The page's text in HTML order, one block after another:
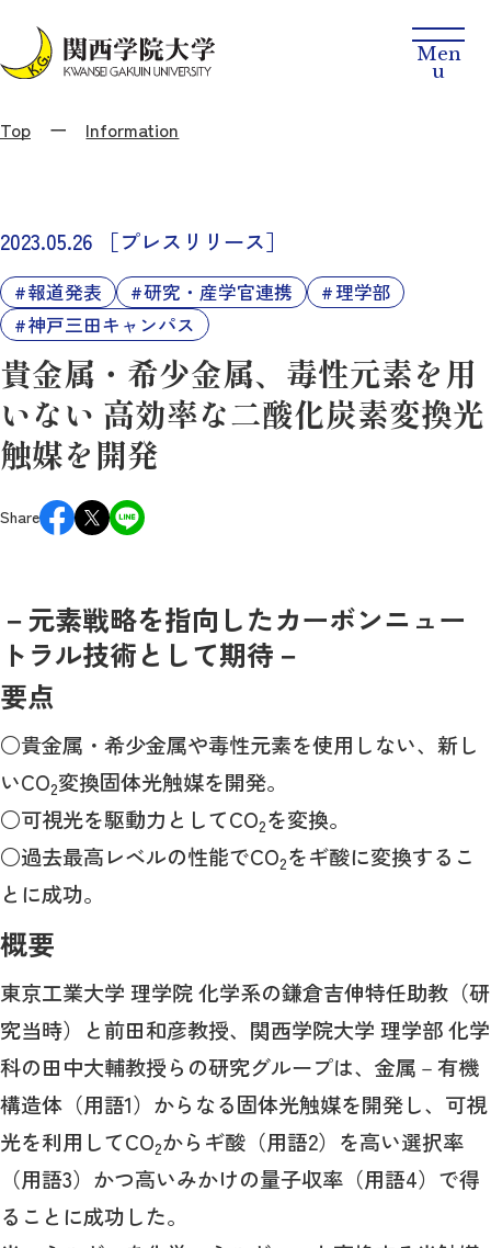
Top Information
2023.05.26 ［プレスリリース］
報道発表 研究・産学官連携
理学部
神戸三田キャンパス
貴金属・希少金属、毒性元素を用
いない 高効率な二酸化炭素変換光
触媒を開発
Share
－元素戦略を指向したカーボンニュー
トラル技術として期待－
要点
○貴金属・希少金属や毒性元素を使用しない、新し
いCO2変換固体光触媒を開発。
○可視光を駆動力としてCO2を変換。
○過去最高レベルの性能でCO2をギ酸に変換するこ
とに成功。
概要
東京工業大学 理学院 化学系の鎌倉吉伸特任助教（研
究当時）と前田和彦教授、関西学院大学 理学部 化学
科の田中大輔教授らの研究グループは、金属－有機
構造体（用語1）からなる固体光触媒を開発し、可視
光を利用してCO2からギ酸（用語2）を高い選択率
（用語3）かつ高いみかけの量子収率（用語4）で得
ることに成功した。